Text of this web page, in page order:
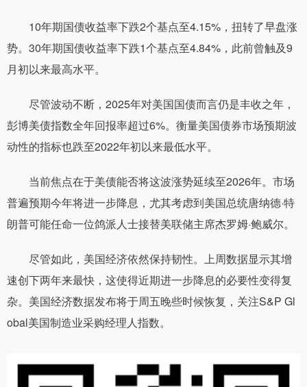
10年期国债收益率下跌2个基点至4.15%，扭转了早盘涨
势。30年期国债收益率下跌1个基点至4.84%，此前曾触及9
月初以来最高水平。
尽管波动不断，2025年对美国国债而言仍是丰收之年，
彭博美债指数全年回报率超过6%。衡量美国债券市场预期波
动性的指标也跌至2022年初以来最低水平。
当前焦点在于美债能否将这波涨势延续至2026年。市场
普遍预期今年将进一步降息，尤其考虑到美国总统唐纳德·特
朗普可能任命一位鸽派人士接替美联储主席杰罗姆·鲍威尔。
尽管如此，美国经济依然保持韧性。上周数据显示其增
速创下两年来最快，这使得近期进一步降息的必要性变得复
杂。美国经济数据发布将于周五晚些时候恢复，关注S&P Gl
obal美国制造业采购经理人指数。